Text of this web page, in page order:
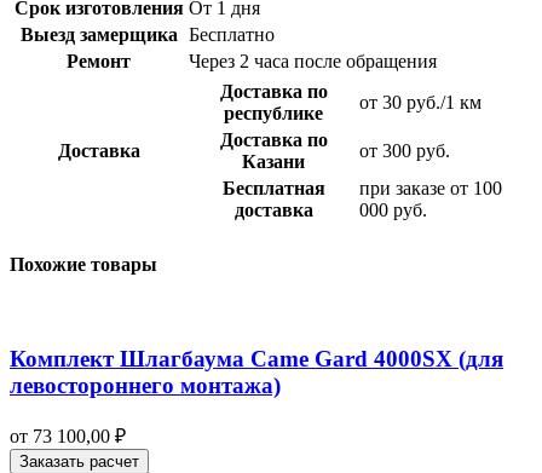
Срок изготовления От 1 дня
Выезд замерщика Бесплатно
Ремонт
Через 2 часа после обращения
Доставка
Доставка по
республике
от 30 руб./1 км
Доставка по
Казани
от 300 руб.
Бесплатная
доставка
при заказе от 100
000 руб.
Похожие товары
Комплект Шлагбаума Came Gard 4000SX (для
левостороннего монтажа)
от 73 100,00 ₽
Заказать расчет